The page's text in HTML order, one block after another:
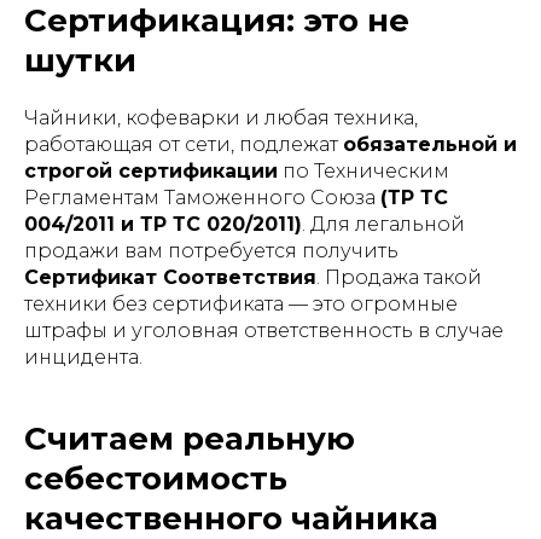
Сертификация: это не
шутки
Чайники, кофеварки и любая техника,
работающая от сети, подлежат обязательной и
строгой сертификации по Техническим
Регламентам Таможенного Союза (ТР ТС
004/2011 и ТР ТС 020/2011). Для легальной
продажи вам потребуется получить
Сертификат Соответствия. Продажа такой
техники без сертификата — это огромные
штрафы и уголовная ответственность в случае
инцидента.
Считаем реальную
себестоимость
качественного чайника